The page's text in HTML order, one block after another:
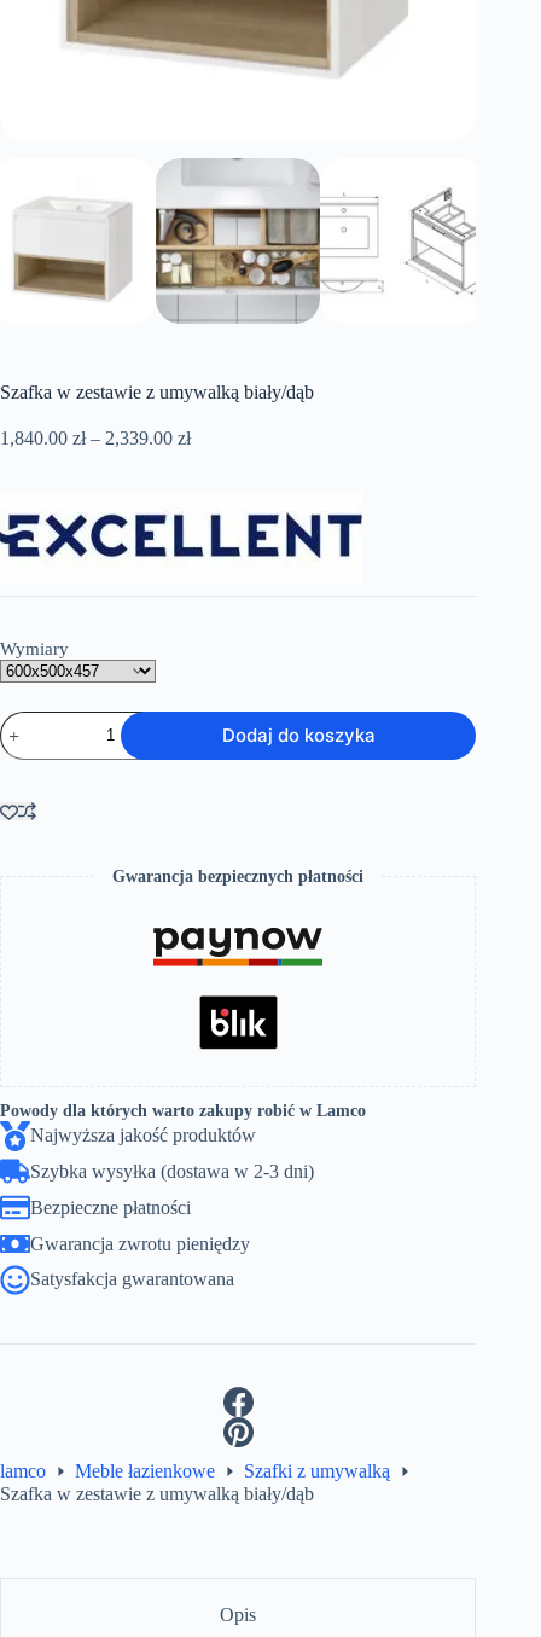
Szafka w zestawie z umywalką biały/dąb
1,840.00 zł – 2,339.00 złZakres
2,339.00 zł
Wymiary
ilość
Szafka
w
z
umywalką
Dodaj do koszyka
Gwarancja bezpiecznych płatności
Powody dla których warto zakupy robić w Lamco
Najwyższa jakość produktów
Szybka wysyłka (dostawa w 2-3 dni)
Bezpieczne płatności
Gwarancja zwrotu pieniędzy
Satysfakcja gwarantowana
lamco Meble łazienkowe
Szafki z umywalką
Szafka w zestawie z umywalką biały/dąb
Opis